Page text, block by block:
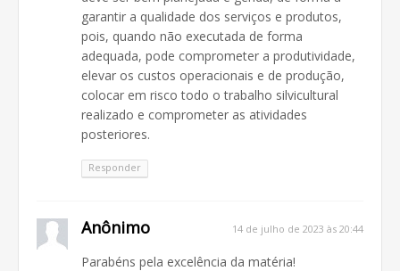
garantir a qualidade dos serviços e produtos,
pois, quando não executada de forma
adequada, pode comprometer a produtividade,
elevar os custos operacionais e de produção,
colocar em risco todo o trabalho silvicultural
realizado e comprometer as atividades
posteriores.
Responder
Anônimo 14 de julho de 2023 às 20:44
Parabéns pela excelência da matéria!